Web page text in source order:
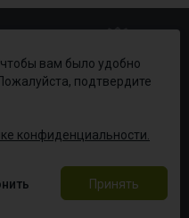
вам было удобно
подтвердите
конфиденциальности.
Принять